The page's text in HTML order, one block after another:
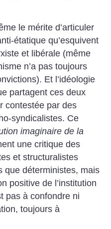
le mérite d’articuler
étatique qu’esquivent
et libérale (même
n’a pas toujours
Et l’idéologie
partagent ces deux
contestée par des
syndicalistes. Ce
imaginaire de la
une critique des
et structuralistes
que déterministes, mais
positive de l’institution
pas à confondre ni
toujours à